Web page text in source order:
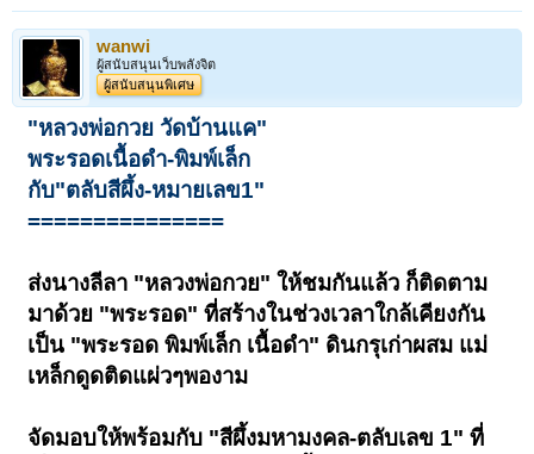
wanwi
ผู้สนับสนุนเว็บพลังจิต
ผู้สนับสนุนพิเศษ
"หลวงพ่อกวย วัดบ้านแค"
พระรอดเนื้อดำ-พิมพ์เล็ก
กับ"ตลับสีผึ้ง-หมายเลข1"
===============
ส่งนางลีลา "หลวงพ่อกวย" ให้ชมกันแล้ว ก็ติดตาม
มาด้วย "พระรอด" ที่สร้างในช่วงเวลาใกล้เคียงกัน
เป็น "พระรอด พิมพ์เล็ก เนื้อดำ" ดินกรุเก่าผสม แม่
เหล็กดูดติดแผ่วๆพองาม
จัดมอบให้พร้อมกับ "สีผึ้งมหามงคล-ตลับเลข 1" ที่